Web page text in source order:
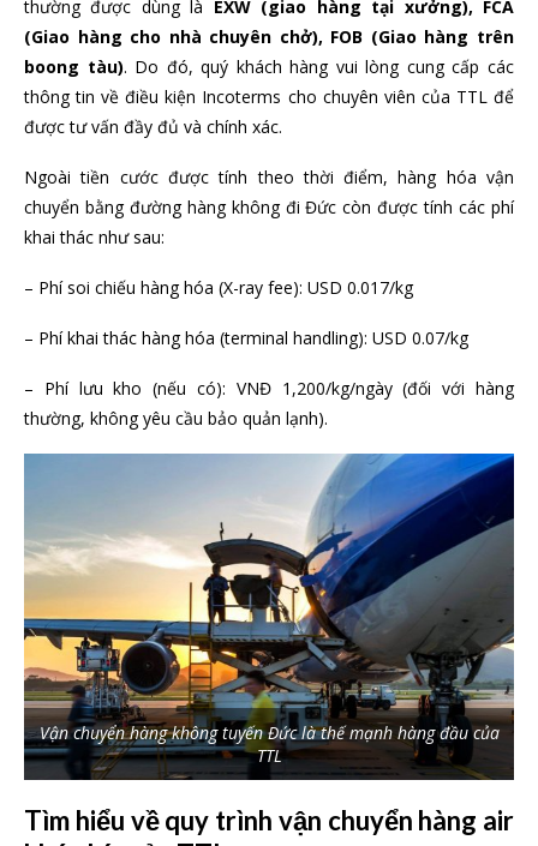
thường được dùng là EXW (giao hàng tại xưởng), FCA
(Giao hàng cho nhà chuyên chở), FOB (Giao hàng trên
boong tàu). Do đó, quý khách hàng vui lòng cung cấp các
thông tin về điều kiện Incoterms cho chuyên viên của TTL để
được tư vấn đầy đủ và chính xác.
Ngoài tiền cước được tính theo thời điểm, hàng hóa vận
chuyển bằng đường hàng không đi Đức còn được tính các phí
khai thác như sau:
– Phí soi chiếu hàng hóa (X-ray fee): USD 0.017/kg
– Phí khai thác hàng hóa (terminal handling): USD 0.07/kg
– Phí lưu kho (nếu có): VNĐ 1,200/kg/ngày (đối với hàng
thường, không yêu cầu bảo quản lạnh).
Vận chuyển hàng không tuyến Đức là thế mạnh hàng đầu của
TTL
Tìm hiểu về quy trình vận chuyển hàng air